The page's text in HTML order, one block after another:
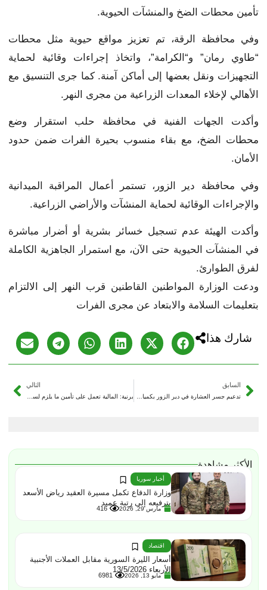
تأمين محطات الضخ والمنشآت الحيوية.
وفي محافظة الرقة، تم تعزيز مواقع حيوية مثل محطات
“طاوي رمان” و“الكرامة”، واتخاذ إجراءات وقائية لحماية
التجهيزات ونقل بعضها إلى أماكن آمنة. كما جرى التنسيق مع
الأهالي لإخلاء المعدات الزراعية من مجرى النهر.
وأكدت الجهات الفنية في محافظة حلب استقرار وضع
محطات الضخ، مع بقاء منسوب بحيرة الفرات ضمن حدود
الأمان.
وفي محافظة دير الزور، تستمر أعمال المراقبة الميدانية
والإجراءات الوقائية لحماية المنشآت والأراضي الزراعية.
وأكدت الهيئة عدم تسجيل خسائر بشرية أو أضرار مباشرة
في المنشآت الحيوية حتى الآن، مع استمرار الجاهزية الكاملة
لفرق الطوارئ.
ودعت الوزارة المواطنين القاطنين قرب النهر إلى الالتزام
بتعليمات السلامة والابتعاد عن مجرى الفرات
شارك هذا
السابق التالي
الأكثر مشاهدة
أخبار سوريا
وزارة الدفاع تكمل مسيرة العقيد رياض الأسعد
بترفيعه إلى رتبة عميد
مارس 29, 2026 416
اقتصاد
أسعار الليرة السورية مقابل العملات الأجنبية
الأربعاء 13/5/2026
مايو 13, 2026 6981